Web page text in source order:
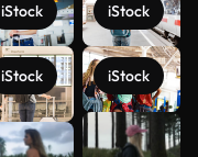
iStock
iStock
iStock
iStock
Ver más